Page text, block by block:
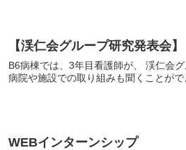
【渓仁会グループ研究発表会】
B6病棟では、3年目看護師が、 渓仁会
病院や施設での取り組みも聞くこ
WEBインターンシップ